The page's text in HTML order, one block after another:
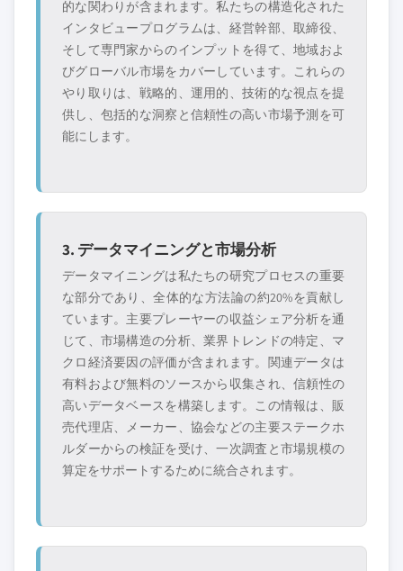
的な関わりが含まれます。私たちの構造化された
インタビュープログラムは、経営幹部、取締役、
そして専門家からのインプットを得て、地域およ
びグローバル市場をカバーしています。これらの
やり取りは、戦略的、運用的、技術的な視点を提
供し、包括的な洞察と信頼性の高い市場予測を可
能にします。
3. データマイニングと市場分析
データマイニングは私たちの研究プロセスの重要
な部分であり、全体的な方法論の約20%を貢献し
ています。主要プレーヤーの収益シェア分析を通
じて、市場構造の分析、業界トレンドの特定、マ
クロ経済要因の評価が含まれます。関連データは
有料および無料のソースから収集され、信頼性の
高いデータベースを構築します。この情報は、販
売代理店、メーカー、協会などの主要ステークホ
ルダーからの検証を受け、一次調査と市場規模の
算定をサポートするために統合されます。